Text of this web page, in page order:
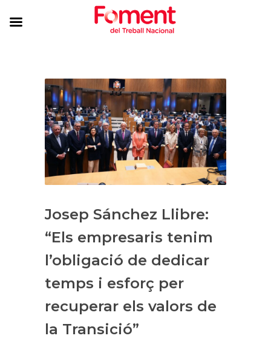
Josep Sánchez Llibre:
“Els empresaris tenim
l’obligació de dedicar
temps i esforç per
recuperar els valors de
la Transició”